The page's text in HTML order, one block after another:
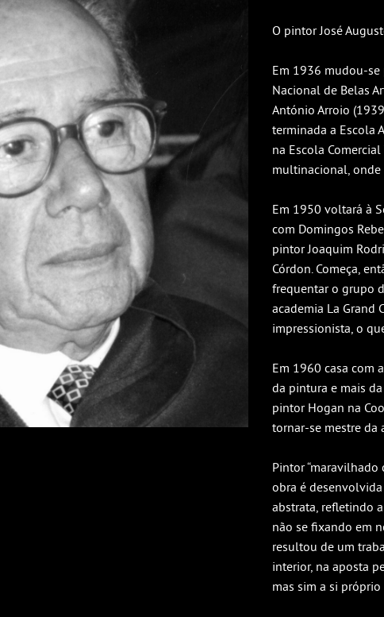
O pintor José
Em 1936 mudou-se
Nacional de Belas
António Arroio
terminada a Escola
na Escola
multinacional, onde
Em 1950 voltará à
com Domingos
pintor Joaquim
Córdon. Começa,
frequentar o grupo
academia La Grand
impressionista, o
Em 1960 casa com
da pintura e mais
pintor Hogan na
tornar-se mestre da
Pintor “maravilhado
obra é
abstrata, refletindo
não se fixando em
resultou de um
interior, na aposta
mas sim a si